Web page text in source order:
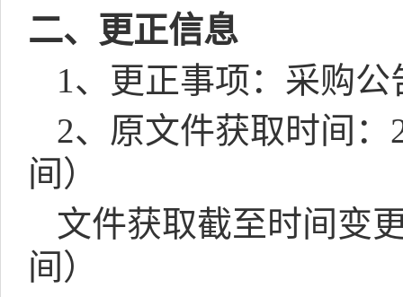
二、更正信息
1、更正事项：采购公
2、原文件获取时间：
间）
文件获取截至时间变
间）